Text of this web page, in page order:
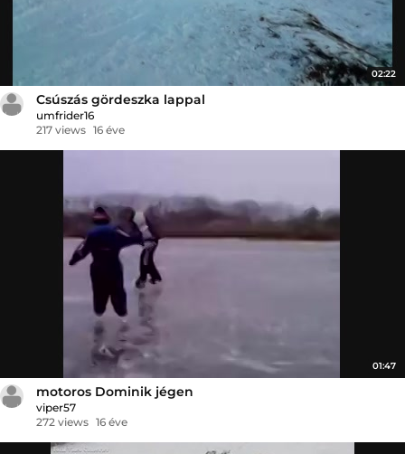
02:22
Csúszás gördeszka lappal
umfrider16
217 views 16 éve
01:47
motoros Dominik jégen
viper57
272 views 16 éve